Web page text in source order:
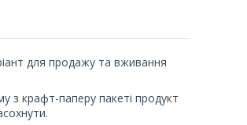
для продажу та вживання
з крафт-паперу пакеті продукт